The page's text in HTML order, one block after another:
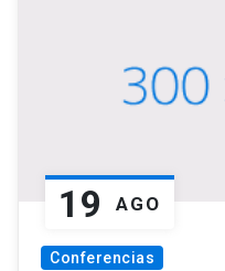
19 AGO
Conferencias